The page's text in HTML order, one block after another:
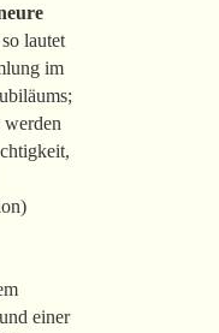
so lautet
im
werden
einer